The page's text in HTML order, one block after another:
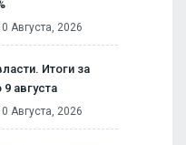
Августа, 2026
Итоги за
августа
Августа, 2026